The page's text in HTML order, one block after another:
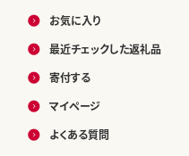
お気に入り
最近チェックした返礼品
寄付する
マイページ
よくある質問